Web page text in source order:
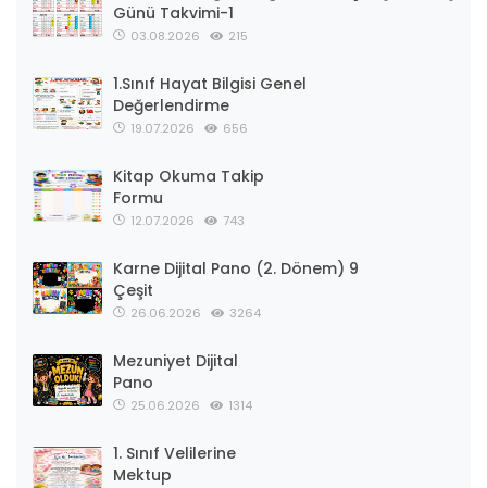
Günü Takvimi-1
03.08.2026 215
1.Sınıf Hayat Bilgisi Genel
Değerlendirme
19.07.2026 656
Kitap Okuma Takip
Formu
12.07.2026 743
Karne Dijital Pano (2. Dönem) 9
Çeşit
26.06.2026 3264
Mezuniyet Dijital
Pano
25.06.2026 1314
1. Sınıf Velilerine
Mektup